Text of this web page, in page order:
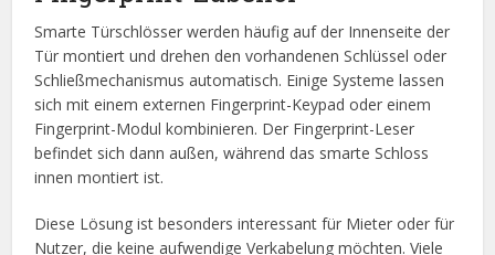
Smarte Türschlösser werden häufig auf der Innenseite der
Tür montiert und drehen den vorhandenen Schlüssel oder
Schließmechanismus automatisch. Einige Systeme lassen
sich mit einem externen Fingerprint-Keypad oder einem
Fingerprint-Modul kombinieren. Der Fingerprint-Leser
befindet sich dann außen, während das smarte Schloss
innen montiert ist.
Diese Lösung ist besonders interessant für Mieter oder für
Nutzer, die keine aufwendige Verkabelung möchten. Viele